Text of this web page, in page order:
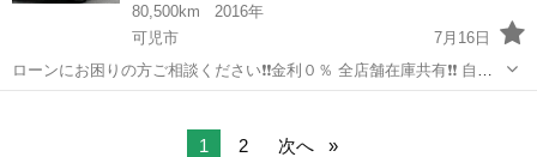
80,500km
2016年
可児市
7月16日
ローンにお困りの方ご相談ください❗️❗️金利０％ 全店舗在庫共有❗️❗️ 自社
ローン最大手❗️ ・勤続年数の短い方🆗 ・自営業をされている方🆗 ・専
1 2 次へ